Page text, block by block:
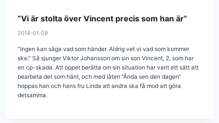
”Vi är stolta över Vincent precis som han är”
2014-01-09
”Ingen kan säga vad som händer. Aldrig vet vi vad som kommer
ske.” Så sjunger Viktor Johansson om sin son Vincent, 2, som har
en cp-skada. Att öppet berätta om sin situation har varit ett sätt att
bearbeta det som hänt, och med låten ”Ända sen den dagen”
hoppas han och hans fru Linda att andra ska få mod att göra
detsamma.